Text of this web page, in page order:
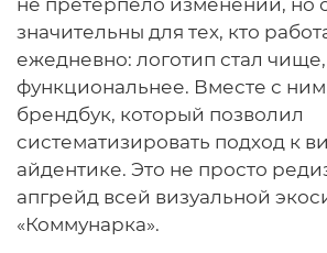
не претерпело изменений, но
значительны для тех, кто
ежедневно: логотип стал
функциональнее. Вместе с
брендбук, который позволил
систематизировать подход к
айдентике. Это не просто
апгрейд всей визуальной
«Коммунарка».